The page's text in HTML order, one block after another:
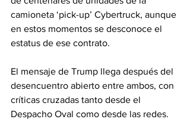
camioneta ‘pick-up’ Cybertruck, aunque
en estos momentos se desconoce el
estatus de ese contrato.
El mensaje de Trump llega después del
desencuentro abierto entre ambos, con
críticas cruzadas tanto desde el
Despacho Oval como desde las redes.